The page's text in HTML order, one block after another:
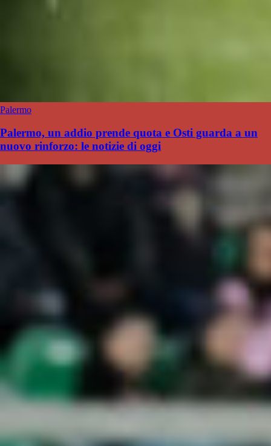
Palermo
Palermo, un addio prende quota e Osti guarda a un
nuovo rinforzo: le notizie di oggi